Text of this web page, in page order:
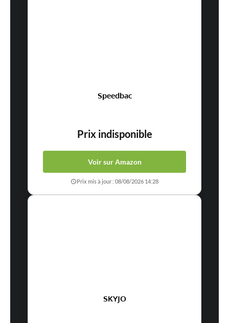
Speedbac
Prix indisponible
Voir sur Amazon
Prix mis à jour : 08/08/2026 14:28
SKYJO